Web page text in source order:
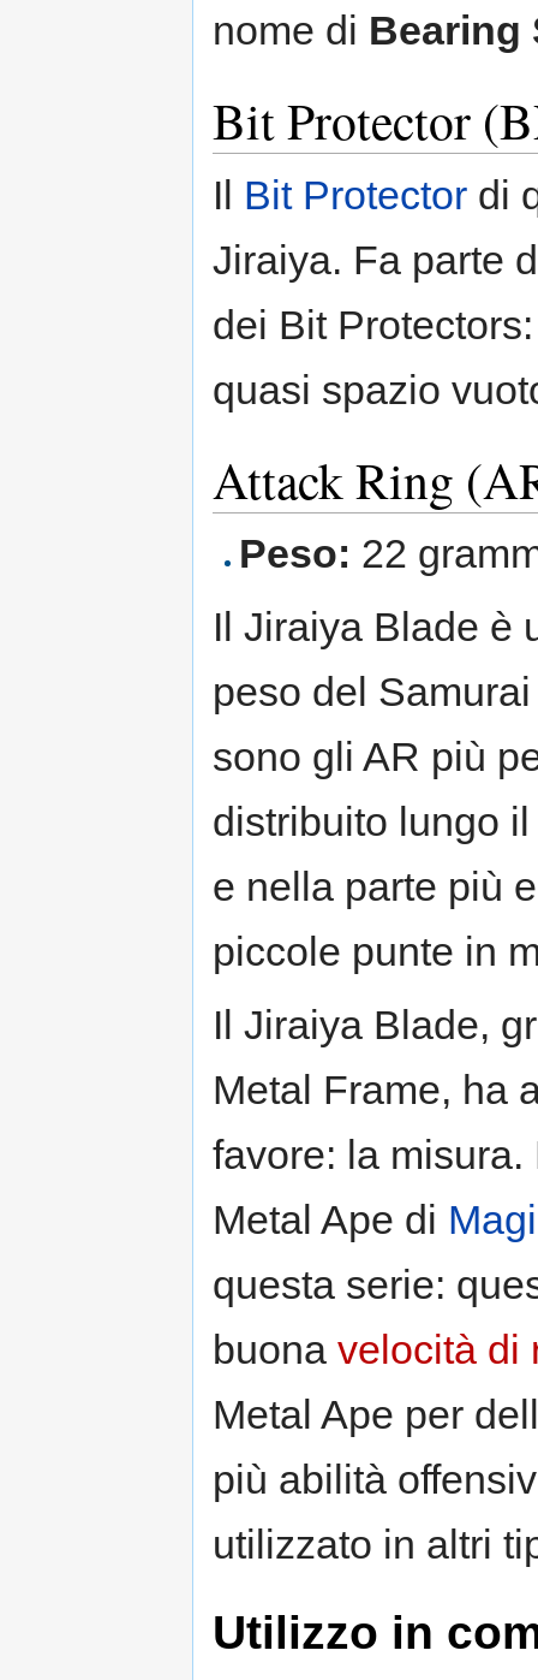
nome di Bearing
Bit Protector
Il Bit Protector di
Jiraiya. Fa parte
dei Bit
quasi spazio
Attack Ring
Peso: 22
Il Jiraiya Blade è
peso del
sono gli AR più
distribuito lungo
e nella parte più
piccole punte in
Il Jiraiya Blade,
Metal Frame, ha
favore: la
Metal Ape di
questa serie:
buona velocità di
Metal Ape per
più abilità
utilizzato in altri
Utilizzo in